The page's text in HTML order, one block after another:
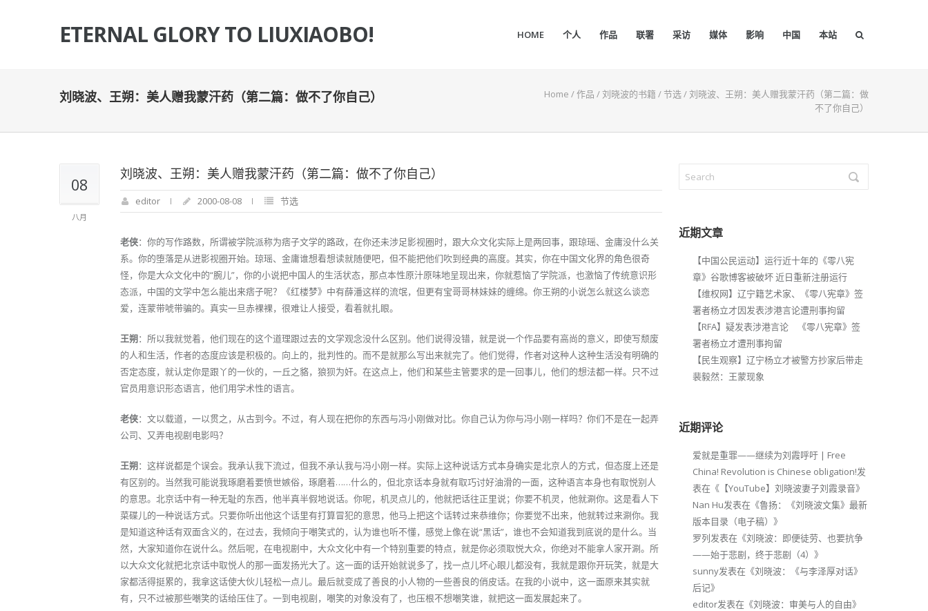
ETERNAL GLORY TO LIUXIAOBO! HOME 个人 作品 联署 采访 媒体 影响 中国 本站
刘晓波、王朔：美人赠我蒙汗药（第二篇：做不了你自己） Home /作品 /刘晓波的书籍 /节选/刘晓波、王朔：美人赠我蒙汗药（第二篇：做
不了你自己）
08
八月
刘晓波、王朔：美人赠我蒙汗药（第二篇：做不了你自己）
editor 2000-08-08 节选
老侠：你的写作路数，所谓被学院派称为痞子文学的路政，在你还未涉足影视圈时，跟大众文化实际上是两回事，跟琼瑶、金庸没什么关
系。你的堕落是从进影视圈开始。琼瑶、金庸谁想看想读就随便吧，但不能把他们吹到经典的高度。其实，你在中国文化界的角色很奇
怪，你是大众文化中的“腕儿”，你的小说把中国人的生活状态，那点本性原汁原味地呈现出来，你就惹恼了学院派，也激恼了传统意识形
态派，中国的文学中怎么能出来痞子呢？《红楼梦》中有薛潘这样的流氓，但更有宝哥哥林妹妹的缠绵。你王朔的小说怎么就这么谈恋
爱，连蒙带唬带骗的。真实一旦赤裸裸，很难让人接受，看着就扎眼。
王朔：所以我就觉着，他们现在的这个道理跟过去的文学观念没什么区别。他们说得没错，就是说一个作品要有高尚的意义，即使写颓废
的人和生活，作者的态度应该是积极的。向上的，批判性的。而不是就那么写出来就完了。他们觉得，作者对这种人这种生活没有明确的
否定态度，就认定你是跟丫的一伙的，一丘之貉，狼狈为奸。在这点上，他们和某些主管要求的是一回事儿，他们的想法都一样。只不过
官员用意识形态语言，他们用学术性的语言。
老侠：文以载道，一以贯之，从古到今。不过，有人现在把你的东西与冯小刚做对比。你自己认为你与冯小刚一样吗？你们不是在一起弄
公司、又弄电视剧电影吗？
王朔：这样说都是个误会。我承认我下流过，但我不承认我与冯小刚一样。实际上这种说话方式本身确实是北京人的方式，但态度上还是
有区别的。当然我可能说我琢磨着要愤世嫉俗，琢磨着……什么的，但北京话本身就有取巧讨好油滑的一面，这种语言本身也有取悦别人
的意思。北京话中有一种无耻的东西，他半真半假地说话。你呢，机灵点儿的，他就把话往正里说；你要不机灵，他就涮你。这是看人下
菜碟儿的一种说话方式。只要你听出他这个话里有打算冒犯的意思，他马上把这个话转过来恭维你；你要觉不出来，他就转过来涮你。我
是知道这种话有双面含义的，在过去，我倾向于嘲笑式的，认为谁也听不懂，感觉上像在说“黑话”，谁也不会知道我到底说的是什么。当
然，大家知道你在说什么。然后呢，在电视剧中，大众文化中有一个特别重要的特点，就是你必须取悦大众，你绝对不能拿人家开涮。所
以大众文化就把北京话中取悦人的那一面发扬光大了。这一面的话开始就说多了，找一点儿坏心眼儿都没有，我就是跟你开玩笑，就是大
家都活得挺累的，我拿这话使大伙儿轻松一点儿。最后就变成了善良的小人物的一些善良的俏皮话。在我的小说中，这一面原来其实就
有，只不过被那些嘲笑的话给压住了。一到电视剧，嘲笑的对象没有了，也压根不想嘲笑谁，就把这一面发展起来了。
近期文章
【中国公民运动】运行近十年的《零八宪
章》谷歌博客被破坏 近日重新注册运行
【维权网】辽宁籍艺术家、《零八宪章》签
署者杨立才因发表涉港言论遭刑事拘留
【RFA】疑发表涉港言论 《零八宪章》签
署者杨立才遭刑事拘留
【民生观察】辽宁杨立才被警方抄家后带走
裴毅然：王蒙现象
近期评论
爱就是重罪——继续为刘霞呼吁 | Free
China! Revolution is Chinese obligation!发
表在《【YouTube】刘晓波妻子刘霞录音》
Nan Hu发表在《鲁扬：《刘晓波文集》最新
版本目录（电子稿） 》
罗列发表在《刘晓波：即便徒劳、也要抗争
——始于悲剧，终于悲剧（4） 》
sunny发表在《刘晓波：《与李泽厚对话》
后记》
editor发表在《刘晓波：审美与人的自由》